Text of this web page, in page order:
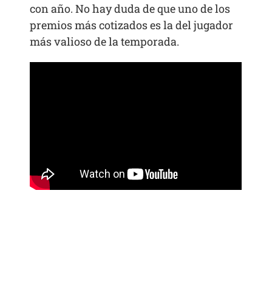
con año. No hay duda de que uno de los
premios más cotizados es la del jugador
más valioso de la temporada.